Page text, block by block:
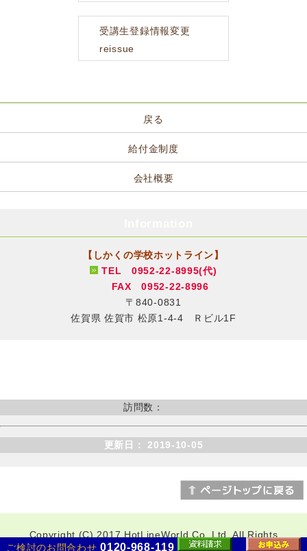
ご検討のお問合わせ0120-968-119
受講生登録情報変更
reissue
戻る
給付金制度
会社概要
【しかくの学校ホットライン】
TEL 0952-22-8995(代)
FAX 0952-22-8996
〒840-0831
佐賀県 佐賀市 松原1-4-4 Ｒビル1F
訪問数：
更新日： 2019-10-05
Copyright (C) 2017 HotLineWorld Co.,Ltd. All Rights